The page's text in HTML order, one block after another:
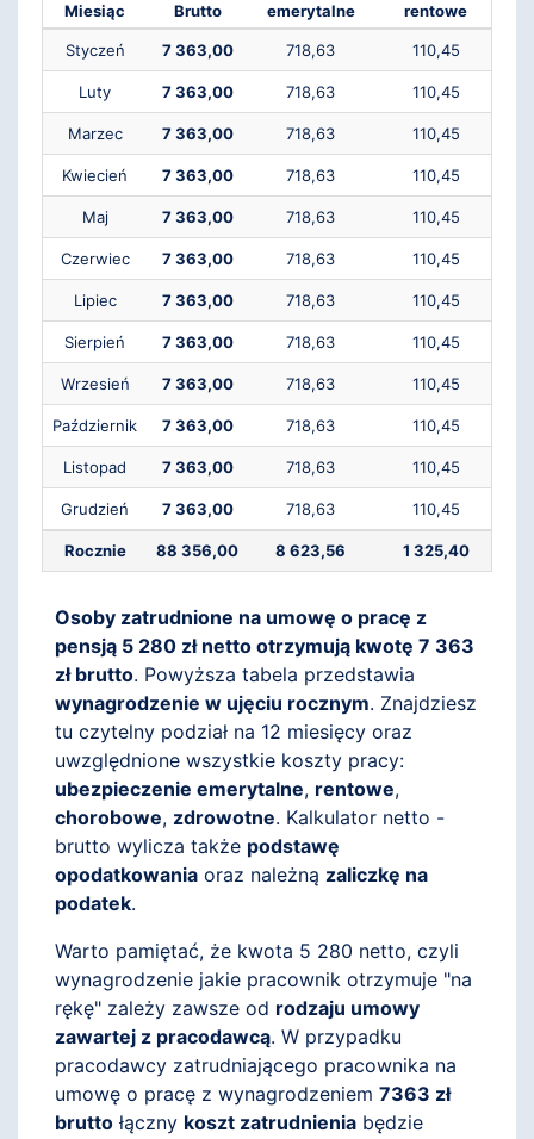
Miesiąc Brutto
emerytalne
rentowe
Styczeń 7 363,00 718,63 110,45
Luty 7 363,00 718,63 110,45
Marzec 7 363,00 718,63 110,45
Kwiecień 7 363,00 718,63 110,45
Maj 7 363,00 718,63 110,45
Czerwiec 7 363,00 718,63 110,45
Lipiec 7 363,00 718,63 110,45
Sierpień 7 363,00 718,63 110,45
Wrzesień 7 363,00 718,63 110,45
Październik 7 363,00 718,63 110,45
Listopad 7 363,00 718,63 110,45
Grudzień 7 363,00 718,63 110,45
Rocznie 88 356,00 8 623,56 1 325,40
Osoby zatrudnione na umowę o pracę z
pensją 5 280 zł netto otrzymują kwotę 7 363
zł brutto. Powyższa tabela przedstawia
wynagrodzenie w ujęciu rocznym. Znajdziesz
tu czytelny podział na 12 miesięcy oraz
uwzględnione wszystkie koszty pracy:
ubezpieczenie emerytalne, rentowe,
chorobowe, zdrowotne. Kalkulator netto -
brutto wylicza także podstawę
opodatkowania oraz należną zaliczkę na
podatek.
Warto pamiętać, że kwota 5 280 netto, czyli
wynagrodzenie jakie pracownik otrzymuje "na
rękę" zależy zawsze od rodzaju umowy
zawartej z pracodawcą. W przypadku
pracodawcy zatrudniającego pracownika na
umowę o pracę z wynagrodzeniem 7363 zł
brutto łączny koszt zatrudnienia będzie